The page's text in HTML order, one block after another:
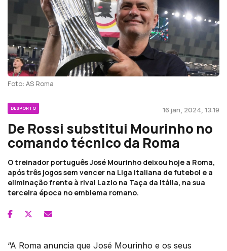
Foto: AS Roma
DESPORTO 16 jan, 2024, 13:19
De Rossi substitui Mourinho no
comando técnico da Roma
O treinador português José Mourinho deixou hoje a Roma,
após três jogos sem vencer na Liga italiana de futebol e a
eliminação frente à rival Lazio na Taça da Itália, na sua
terceira época no emblema romano.
“A Roma anuncia que José Mourinho e os seus